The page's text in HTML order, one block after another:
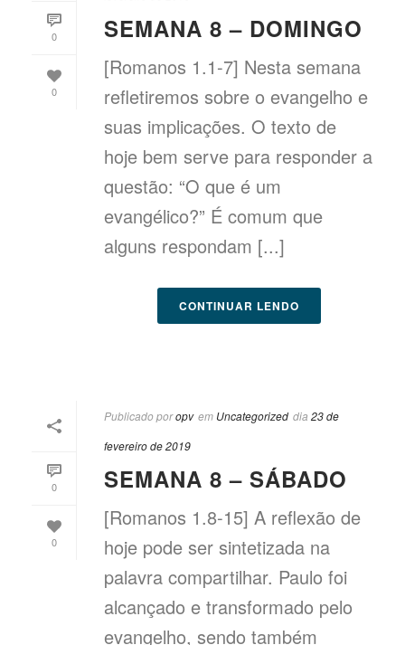
0
0
SEMANA 8 – DOMINGO
[Romanos 1.1-7] Nesta semana
refletiremos sobre o evangelho e
suas implicações. O texto de
hoje bem serve para responder a
questão: “O que é um
evangélico?” É comum que
alguns respondam [...]
CONTINUAR LENDO
0
0
Publicado poropv em Uncategorized dia 23 de
fevereiro de 2019
SEMANA 8 – SÁBADO
[Romanos 1.8-15] A reflexão de
hoje pode ser sintetizada na
palavra compartilhar. Paulo foi
alcançado e transformado pelo
evangelho, sendo também